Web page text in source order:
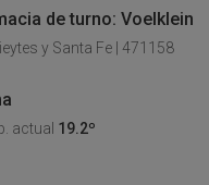
de turno: Voelklein
y Santa Fe | 471158
actual 19.2º